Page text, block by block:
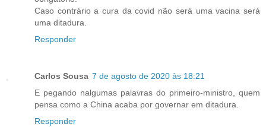
Caso contrário a cura da covid não será uma vacina será
uma ditadura.
Responder
Carlos Sousa 7 de agosto de 2020 às 18:21
E pegando nalgumas palavras do primeiro-ministro, quem
pensa como a China acaba por governar em ditadura.
Responder